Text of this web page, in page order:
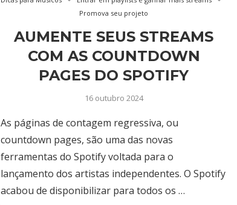
Promova seu projeto
AUMENTE SEUS STREAMS
COM AS COUNTDOWN
PAGES DO SPOTIFY
16 outubro 2024
As páginas de contagem regressiva, ou
countdown pages, são uma das novas
ferramentas do Spotify voltada para o
lançamento dos artistas independentes. O Spotify
acabou de disponibilizar para todos os …